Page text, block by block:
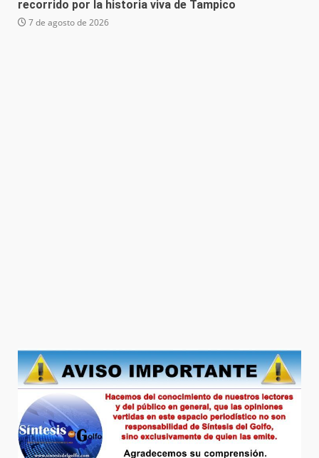
recorrido por la historia viva de Tampico
7 de agosto de 2026